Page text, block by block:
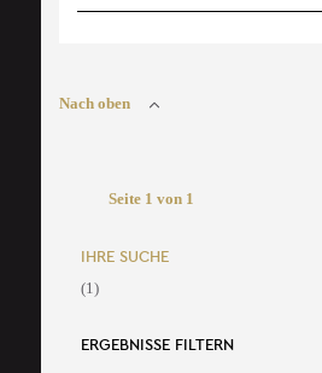
Nach oben
Seite 1 von 1
IHRE SUCHE
(1)
ERGEBNISSE FILTERN